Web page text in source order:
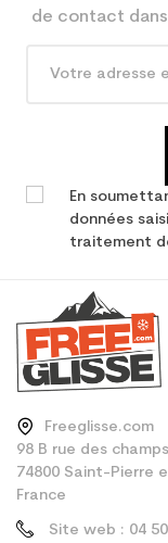
Economie CO²
de contact
En
données
traitement
Freeglisse.com
98 B rue des
74800 Saint-Pierre
France
Site web : 04